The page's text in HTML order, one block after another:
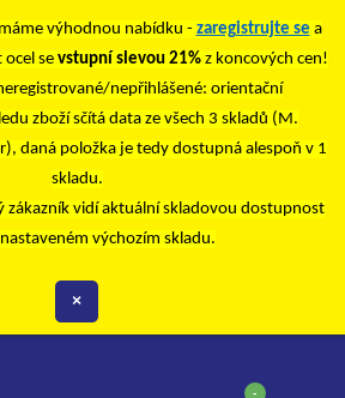
výhodnou nabídku - zaregistrujte se a
se vstupní slevou 21% z koncových cen!
nepřihlášené: orientační
zboží sčítá data ze všech 3 skladů (M.
daná položka je tedy dostupná alespoň v 1
skladu.
zákazník vidí aktuální skladovou dostupnost
výchozím skladu.
×
-